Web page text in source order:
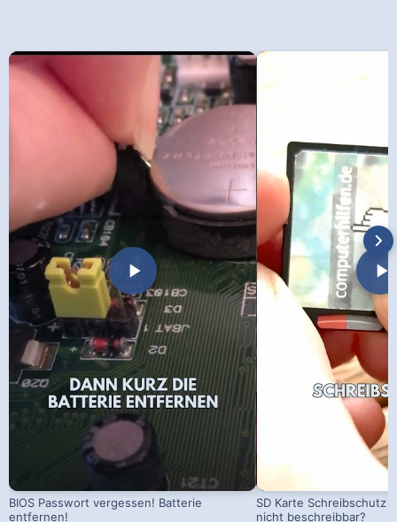
BIOS Passwort vergessen! Batterie
entfernen!
SD Karte Schreibschutz
nicht beschreibbar?